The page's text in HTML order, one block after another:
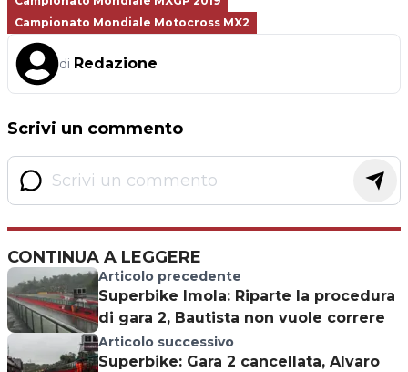
Campionato Mondiale Motocross MX2
di Redazione
Scrivi un commento
CONTINUA A LEGGERE
Articolo precedente
Superbike Imola: Riparte la procedura
di gara 2, Bautista non vuole correre
Articolo successivo
Superbike: Gara 2 cancellata, Alvaro